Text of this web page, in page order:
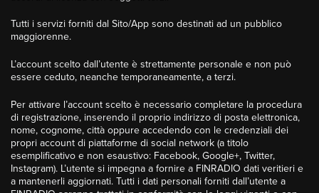
Tutti i servizi forniti dal Sito/App sono destinati ad un pubblico
maggiorenne.
L’account scelto dall’utente è strettamente personale e non può
essere ceduto, neanche temporaneamente, a terzi.
Per attivare l’account scelto è necessario completare la procedura
di registrazione, inserendo il proprio indirizzo di posta elettronica,
nome, cognome, città oppure accedendo con le credenziali dei
propri account di piattaforme di social network (a titolo
esemplificativo e non esaustivo: Facebook, Google+, Twitter,
Instagram). L’utente si impegna a fornire a FINRADIO dati veritieri e
a mantenerli aggiornati. Tutti i dati personali forniti dall’utente a